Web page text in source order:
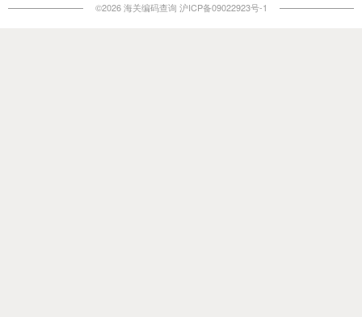
©2026 海关编码查询 沪ICP备09022923号-1